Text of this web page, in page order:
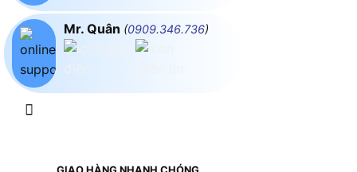
Mr. Quân (0909.346.736)